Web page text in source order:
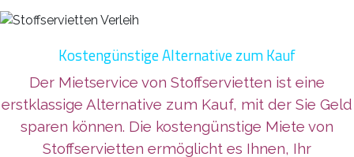
Kostengünstige Alternative zum Kauf
Der Mietservice von Stoffservietten ist eine
erstklassige Alternative zum Kauf, mit der Sie Geld
sparen können. Die kostengünstige Miete von
Stoffservietten ermöglicht es Ihnen, Ihr